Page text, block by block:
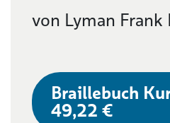
von Lyman Frank
Braillebuch
49,22 €